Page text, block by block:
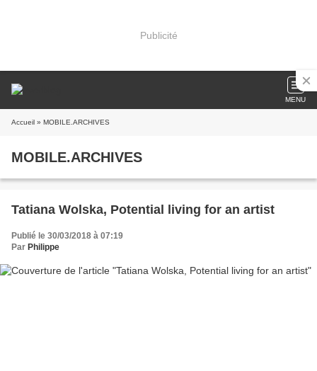
Publicité
MENU
Accueil » MOBILE.ARCHIVES
MOBILE.ARCHIVES
Tatiana Wolska, Potential living for an artist
Publié le 30/03/2018 à 07:19
Par Philippe